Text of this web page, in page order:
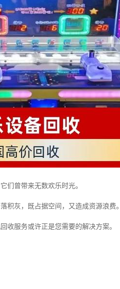
们曾带来无数欢乐时光。
积灰，既占据空间，又造成资源浪费。
收服务或许正是您需要的解决方案。